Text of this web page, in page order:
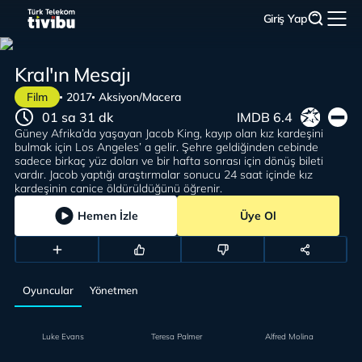
Giriş Yap
Film 2017 Aksiyon/Macera
Kral'ın Mesajı
Güney Afrika’da yaşayan Jacob King, kayıp olan kız kardeşini
bulmak için Los Angeles’ a gelir. Şehre geldiğinden cebinde
sadece birkaç yüz doları ve bir hafta sonrası için dönüş bileti
vardır. Jacob yaptığı araştırmalar sonucu 24 saat içinde kız
kardeşinin canice öldürüldüğünü öğrenir.
01 sa 31 dk IMDB 6.4
Hemen İzle Üye Ol
Oyuncular Yönetmen
Luke Evans Teresa Palmer Alfred Molina